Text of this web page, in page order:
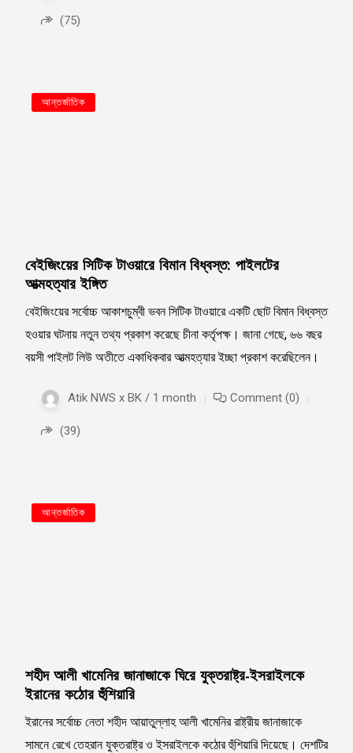
(75)
আন্তর্জাতিক
বেইজিংয়ের সিটিক টাওয়ারে বিমান বিধ্বস্ত: পাইলটের
আত্মহত্যার ইঙ্গিত
বেইজিংয়ের সর্বোচ্চ আকাশচুম্বী ভবন সিটিক টাওয়ারে একটি ছোট বিমান বিধ্বস্ত
হওয়ার ঘটনায় নতুন তথ্য প্রকাশ করেছে চীনা কর্তৃপক্ষ। জানা গেছে, ৬৬ বছর
বয়সী পাইলট লিউ অতীতে একাধিকবার আত্মহত্যার ইচ্ছা প্রকাশ করেছিলেন।
Atik NWS x BK / 1 month Comment (0)
(39)
আন্তর্জাতিক
শহীদ আলী খামেনির জানাজাকে ঘিরে যুক্তরাষ্ট্র-ইসরাইলকে
ইরানের কঠোর হুঁশিয়ারি
ইরানের সর্বোচ্চ নেতা শহীদ আয়াতুল্লাহ আলী খামেনির রাষ্ট্রীয় জানাজাকে
সামনে রেখে তেহরান যুক্তরাষ্ট্র ও ইসরাইলকে কঠোর হুঁশিয়ারি দিয়েছে। দেশটির